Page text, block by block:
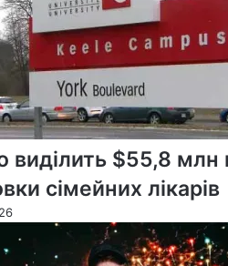
виділить $55,8
сімейних лікарів